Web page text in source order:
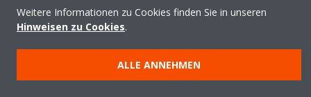
Copyright © Daikin
Weitere Informationen zu Cookies finden Sie in unseren
Hinweisen zu Cookies.
ALLE ANNEHMEN